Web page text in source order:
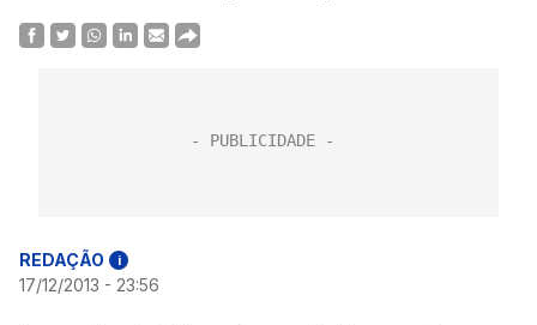
REDAÇÃO i
17/12/2013 - 23:56